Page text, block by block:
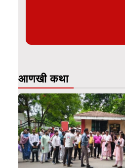
आणखी कथा